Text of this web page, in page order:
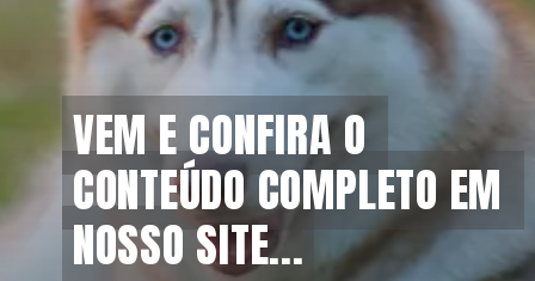
VEM E CONFIRA O
CONTEÚDO COMPLETO EM
NOSSO SITE...
VEM E CONFIRA O
CONTEÚDO COMPLETO EM
NOSSO SITE...